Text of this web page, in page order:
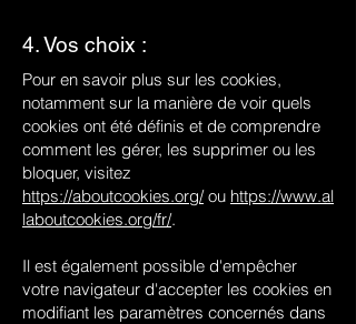
4. Vos choix :
Pour en savoir plus sur les cookies,
notamment sur la manière de voir quels
cookies ont été définis et de comprendre
comment les gérer, les supprimer ou les
bloquer, visitez
https://aboutcookies.org/ ou https://www.al
laboutcookies.org/fr/.
Il est également possible d'empêcher
votre navigateur d'accepter les cookies en
modifiant les paramètres concernés dans